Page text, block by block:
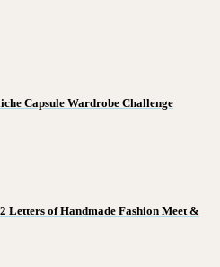
Capsule Wardrobe Challenge
Letters of Handmade Fashion Meet &